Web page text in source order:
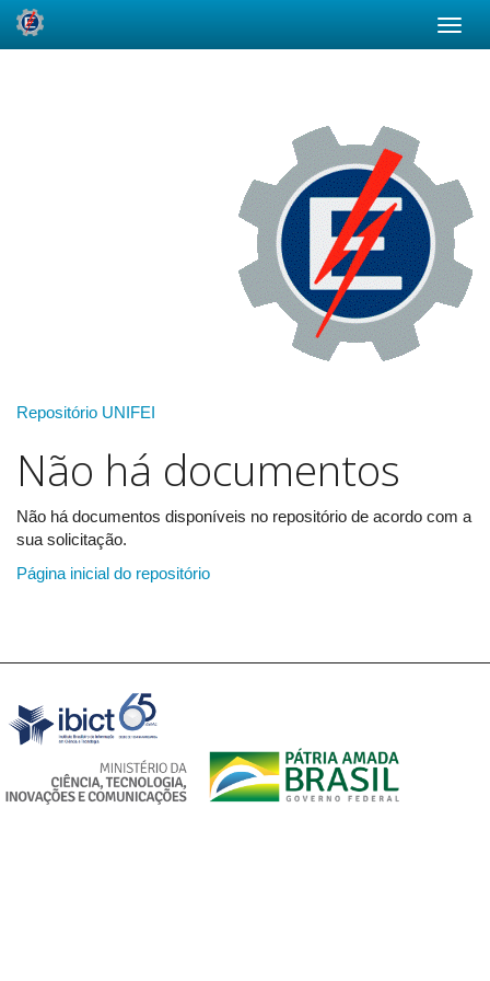
Repositório UNIFEI
Não há documentos
Não há documentos disponíveis no repositório de acordo com a
sua solicitação.
Página inicial do repositório